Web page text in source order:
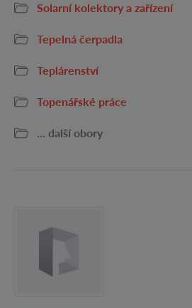
Solarní kolektory a zařízení
Tepelná čerpadla
Teplárenství
Topenářské práce
... další obory